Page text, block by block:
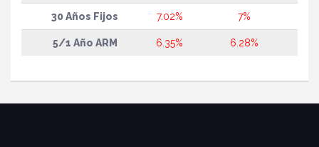
30 Años Fijos 7.02% 7%
5/1 Año ARM 6.35% 6.28%